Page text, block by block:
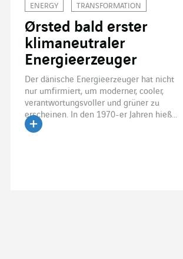
ENERGY TRANSFORMATION
Ørsted bald erster
klimaneutraler
Energieerzeuger
Der dänische Energieerzeuger hat nicht
nur umfirmiert, um moderner, cooler,
verantwortungsvoller und grüner zu
erscheinen. In den 1970-er Jahren hieß...